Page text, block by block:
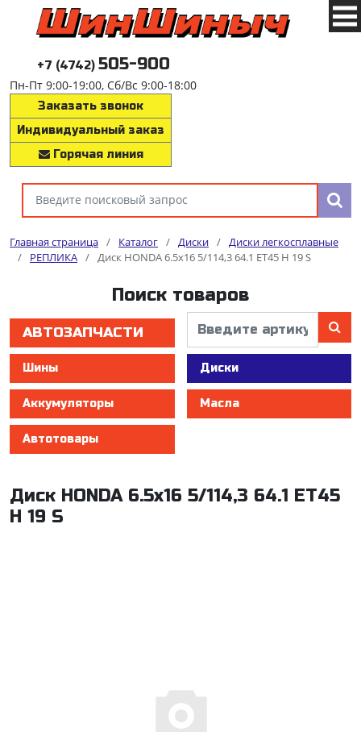
+7 (4742) 505-900
Пн-Пт 9:00-19:00, Сб/Вс 9:00-18:00
Заказать звонок
Индивидуальный заказ
Горячая линия
Главная страница / Каталог / Диски / Диски легкосплавные
/
РЕПЛИКА / Диск HONDA 6.5x16 5/114,3 64.1 ET45 H 19 S
Поиск товаров
АВТОЗАПЧАСТИ
Шины Диски
Аккумуляторы Масла
Автотовары
Диск HONDA 6.5x16 5/114,3 64.1 ET45
H 19 S